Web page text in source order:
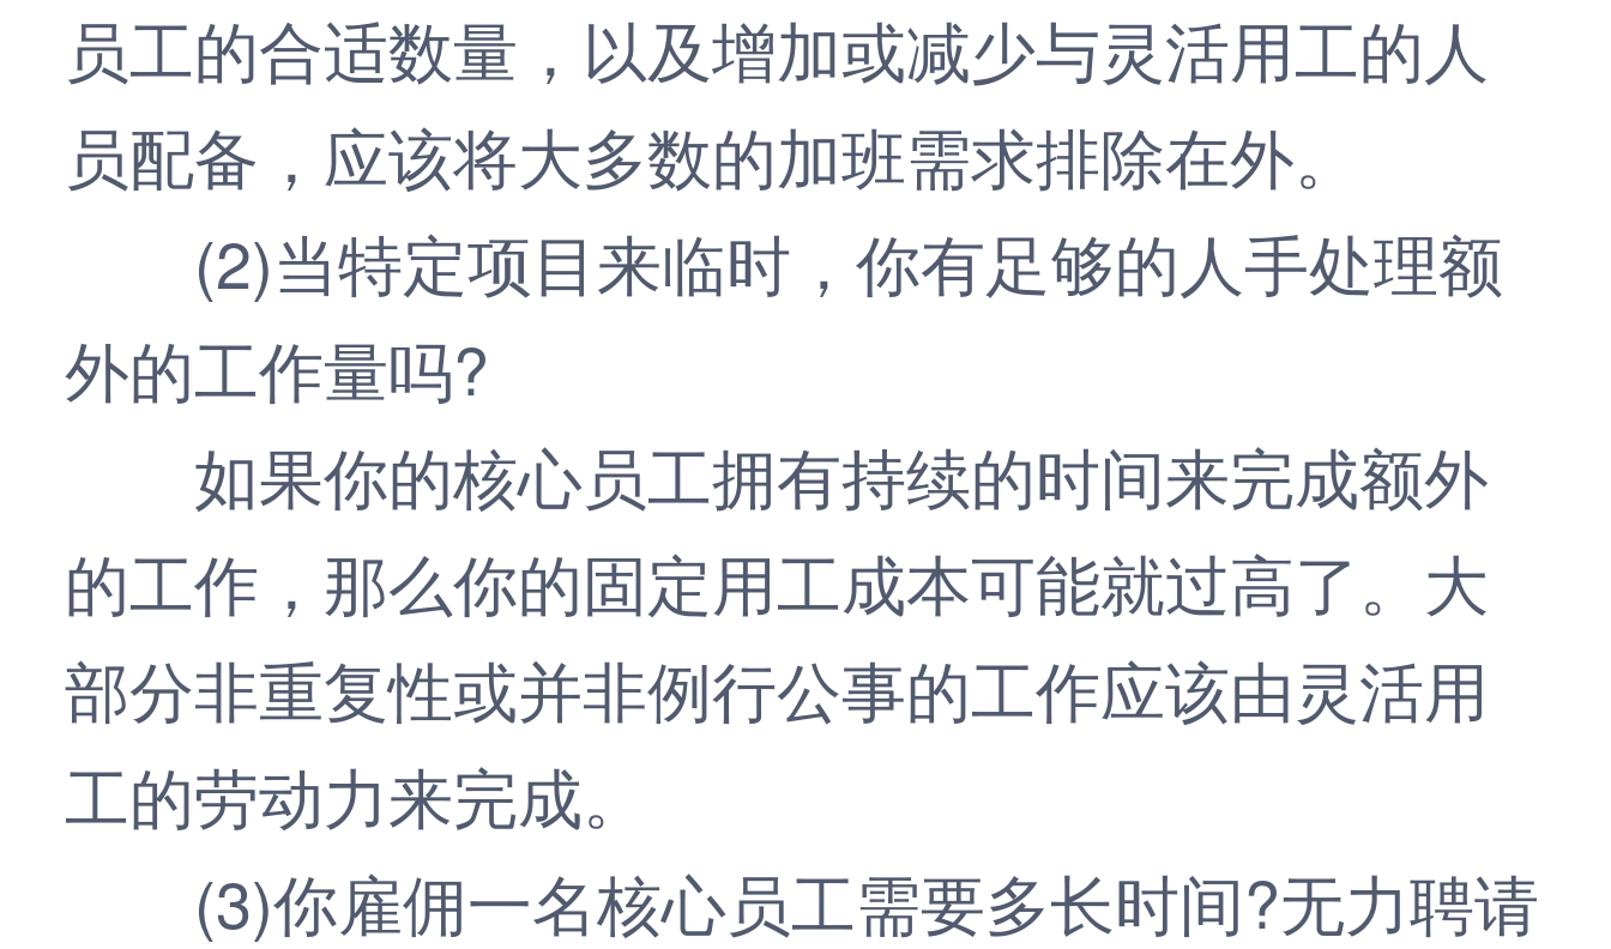
员工的合适数量，以及增加或减少与灵活用工的人
员配备，应该将大多数的加班需求排除在外。
(2)当特定项目来临时，你有足够的人手处理额
外的工作量吗?
如果你的核心员工拥有持续的时间来完成额外
的工作，那么你的固定用工成本可能就过高了。大
部分非重复性或并非例行公事的工作应该由灵活用
工的劳动力来完成。
(3)你雇佣一名核心员工需要多长时间?无力聘请